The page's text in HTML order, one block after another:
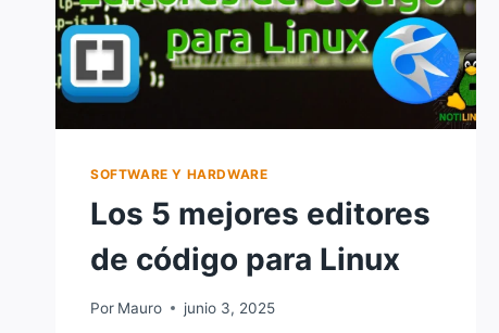
SOFTWARE Y HARDWARE
Los 5 mejores editores
de código para Linux
Por Mauro junio 3, 2025